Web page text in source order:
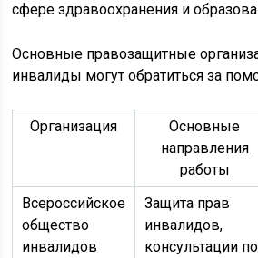
сфере здравоохранения и
Основные правозащитные
инвалиды могут обратиться за
Организация
Основные
направления
работы
Всероссийское
общество
инвалидов
Защита прав
инвалидов,
консультации по